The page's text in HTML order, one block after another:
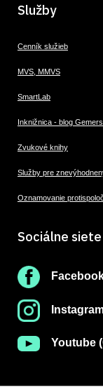
Služby
Cenník služieb
MVS, MMVS
SmartLab
Inknižnica - blog
Zvukové knihy
Služby pre
Oznamovanie
Sociálne siete
Youtube